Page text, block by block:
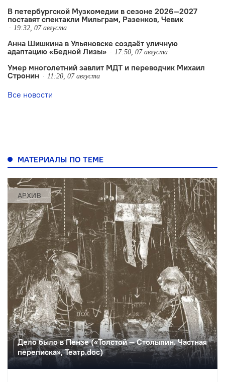
В петербургской Музкомедии в сезоне 2026—2027
поставят спектакли Мильграм, Разенков, Чевик
19:32, 07 августа
Анна Шишкина в Ульяновске создаëт уличную
адаптацию «Бедной Лизы»
17:50, 07 августа
Умер многолетний завлит МДТ и переводчик Михаил
Стронин
11:20, 07 августа
Все новости
МАТЕРИАЛЫ ПО ТЕМЕ
АРХИВ
Дело было в Пензе («Толстой — Столыпин. Частная
переписка», Театр.doc)